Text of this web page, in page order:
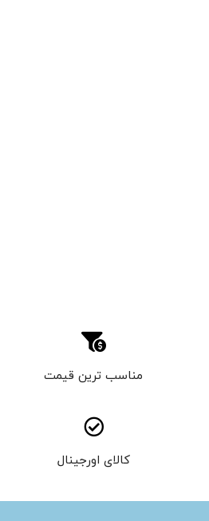
مناسب ترین قیمت
کالای اورجینال